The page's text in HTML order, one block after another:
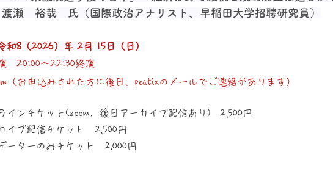
政治 グローバル
瀬　裕哉　氏（国際政治アナリスト、早稲田大学招聘研究員）
和8（2026）年 2月 15日（日）
　20:00～22:30終演
（お申込みされた方に後日、peatixのメールでご連絡があります）
インチケット(zoom、後日アーカイブ配信あり)　2,500円
イブ配信チケット　2,500円
ーターのみチケット　2,000円